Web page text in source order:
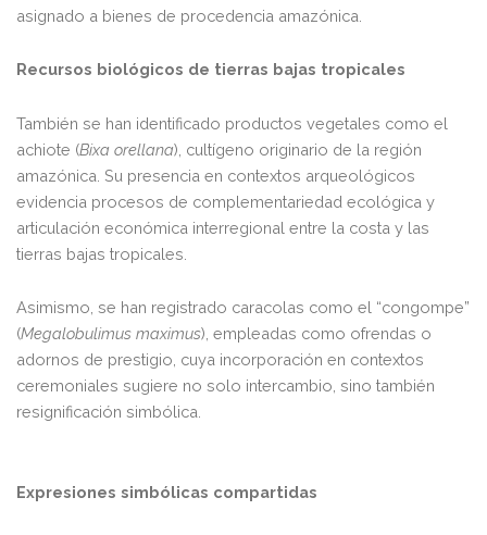
asignado a bienes de procedencia amazónica.
Recursos biológicos de tierras bajas tropicales
También se han identificado productos vegetales como el
achiote (Bixa orellana), cultígeno originario de la región
amazónica. Su presencia en contextos arqueológicos
evidencia procesos de complementariedad ecológica y
articulación económica interregional entre la costa y las
tierras bajas tropicales.
Asimismo, se han registrado caracolas como el “congompe”
(Megalobulimus maximus), empleadas como ofrendas o
adornos de prestigio, cuya incorporación en contextos
ceremoniales sugiere no solo intercambio, sino también
resignificación simbólica.
Expresiones simbólicas compartidas